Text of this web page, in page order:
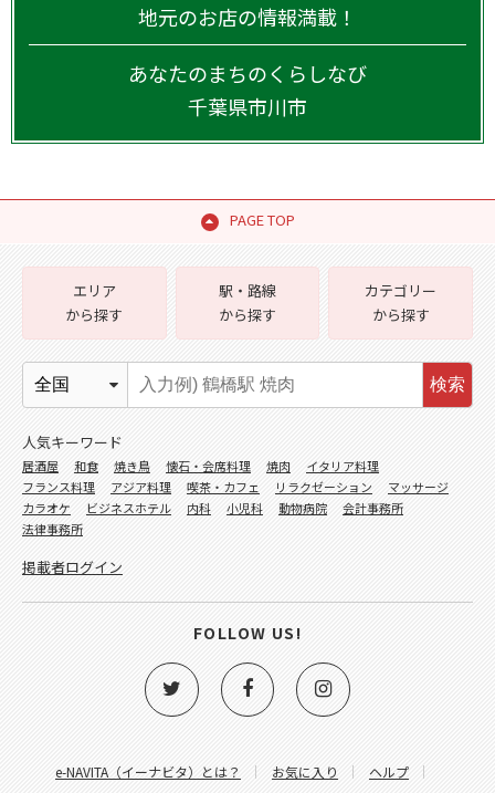
地元のお店の情報満載！
あなたのまちのくらしなび
千葉県市川市
PAGE TOP
e-NAVITA（イーナビタ）とは？ お気に入り
ヘルプ
エリア
から探す
駅・路線
から探す
カテゴリー
から探す
検索
人気キーワード
居酒屋 和食 焼き鳥 懐石・会席料理 焼肉
イタリア料理
フランス料理
アジア料理 喫茶・カフェ リラクゼーション
マッサージ
カラオケ
ビジネスホテル 内科 小児科 動物病院
会計事務所
法律事務所
掲載者ログイン
FOLLOW US!